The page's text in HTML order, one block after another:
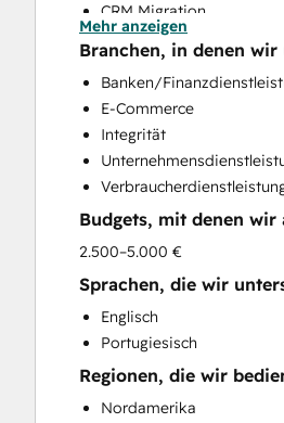
CRM Migration
Full Inbound Marketing
HubSpot Onboarding
Sales and Marketing
Sales Enablement
Search Engine
Website Design
Mehr anzeigen
Branchen, in denen wir
Banken/
E-Commerce
Integrität
Budgets, mit denen wir
2.500–5.000 €
Sprachen, die wir
Englisch
Portugiesisch
Regionen, die wir
Nordamerika